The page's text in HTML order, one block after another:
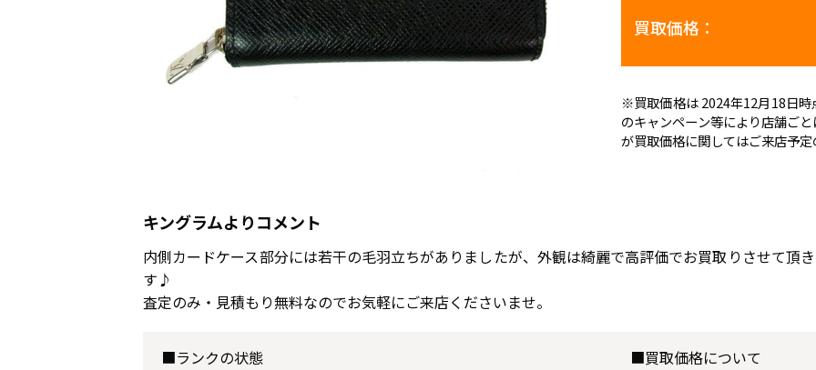
買取価格：
※買取価格は 2024年12月18日時
のキャンペーン等により店舗ご
が買取価格に関してはご来店予
キングラムよりコメント
内側カードケース部分には若干の毛羽立ちがありましたが、外観は綺麗で高評価でお買取りさせて頂
す♪
査定のみ・見積もり無料なのでお気軽にご来店くださいませ。
■ランクの状態
■買取価格について